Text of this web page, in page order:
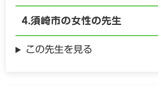
須崎市の女性の先生
この先生を見る